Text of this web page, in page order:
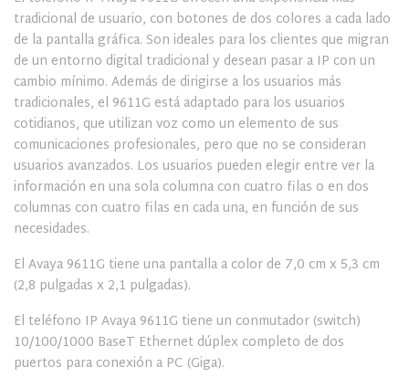
tradicional de usuario, con botones de dos colores a cada lado
de la pantalla gráfica. Son ideales para los clientes que migran
de un entorno digital tradicional y desean pasar a IP con un
cambio mínimo. Además de dirigirse a los usuarios más
tradicionales, el 9611G está adaptado para los usuarios
cotidianos, que utilizan voz como un elemento de sus
comunicaciones profesionales, pero que no se consideran
usuarios avanzados. Los usuarios pueden elegir entre ver la
información en una sola columna con cuatro filas o en dos
columnas con cuatro filas en cada una, en función de sus
necesidades.
El Avaya 9611G tiene una pantalla a color de 7,0 cm x 5,3 cm
(2,8 pulgadas x 2,1 pulgadas).
El teléfono IP Avaya 9611G tiene un conmutador (switch)
10/100/1000 BaseT Ethernet dúplex completo de dos
puertos para conexión a PC (Giga).